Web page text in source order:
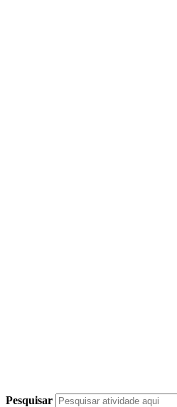
Pesquisar